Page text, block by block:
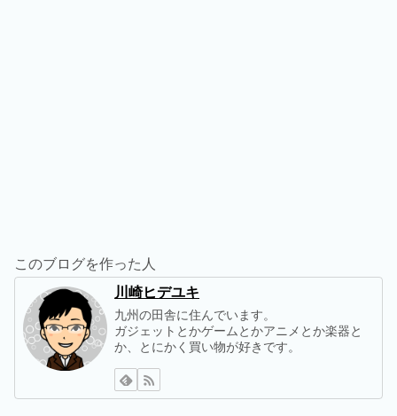
このブログを作った人
川崎ヒデユキ
九州の田舎に住んでいます。
ガジェットとかゲームとかアニメとか楽器と
か、とにかく買い物が好きです。